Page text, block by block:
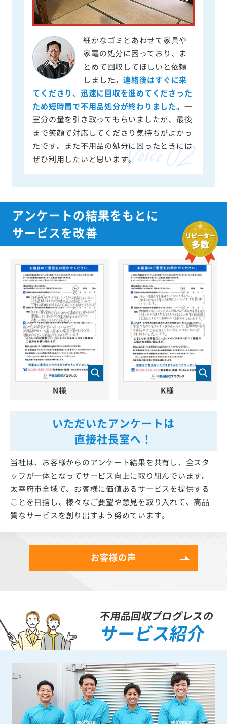
細かなゴミとあわせて家具や
家電の処分に困っており、ま
とめて回収してほしいと依頼
しました。連絡後はすぐに来
てくださり、迅速に回収を進めてくださった
ため短時間で不用品処分が終わりました。 一
室分の量を引き取ってもらいましたが、最後
まで笑顔で対応してくださり気持ちがよかっ
たです。また不用品の処分に困ったときには
ぜひ利用したいと思います。
アンケートの結果をもとに
サービスを改善
いただいたアンケートは
直接社長室へ！
当社は、お客様からのアンケート結果を共有し、全スタ
ッフが一体となってサービス向上に取り組んでいます。
太宰府市全域で、お客様に価値あるサービスを提供する
ことを目指し、様々なご要望や意見を取り入れて、高品
質なサービスを創り出すよう努めています。
N様 K様
お客様の声
不用品回収プログレスの
サービス紹介